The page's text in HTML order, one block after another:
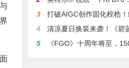
3
打破AIGC创作固化桎梏！绘梦工坊上线绘梦画布
4
清凉夏日换装来袭！《碧蓝航线》9周年庆典
5
《FGO》十周年将至，1500圣晶石免费